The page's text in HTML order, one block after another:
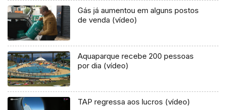
Gás já aumentou em alguns postos
de venda (vídeo)
Aquaparque recebe 200 pessoas
por dia (vídeo)
TAP regressa aos lucros (vídeo)